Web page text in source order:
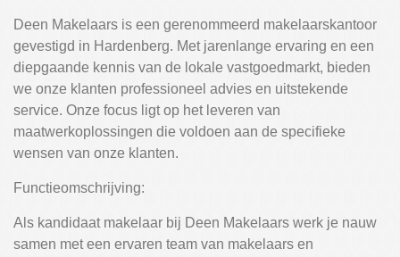
Deen Makelaars is een gerenommeerd makelaarskantoor
gevestigd in Hardenberg. Met jarenlange ervaring en een
diepgaande kennis van de lokale vastgoedmarkt, bieden
we onze klanten professioneel advies en uitstekende
service. Onze focus ligt op het leveren van
maatwerkoplossingen die voldoen aan de specifieke
wensen van onze klanten.
Functieomschrijving:
Als kandidaat makelaar bij Deen Makelaars werk je nauw
samen met een ervaren team van makelaars en